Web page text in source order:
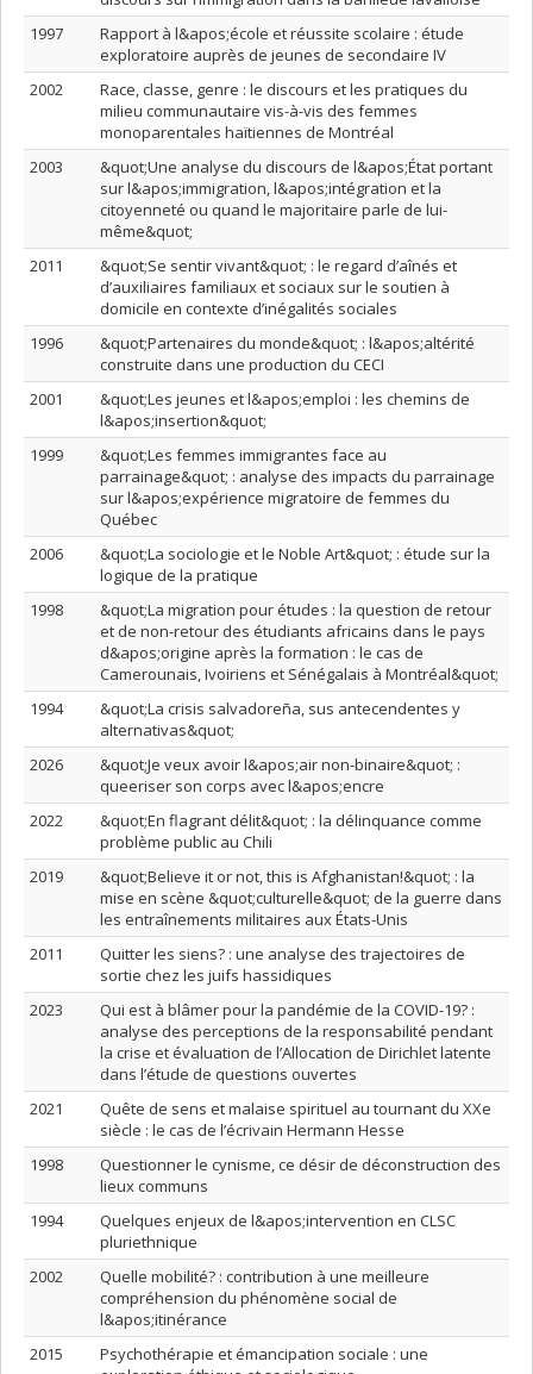
1997
Rapport à l&apos;école et réussite scolaire : étude
exploratoire auprès de jeunes de secondaire IV
2002
Race, classe, genre : le discours et les pratiques du
milieu communautaire vis-à-vis des femmes
monoparentales haïtiennes de Montréal
2003
&quot;Une analyse du discours de l&apos;État portant
sur l&apos;immigration, l&apos;intégration et la
citoyenneté ou quand le majoritaire parle de lui-
même&quot;
2011
&quot;Se sentir vivant&quot; : le regard d’aînés et
d’auxiliaires familiaux et sociaux sur le soutien à
domicile en contexte d’inégalités sociales
1996
&quot;Partenaires du monde&quot; : l&apos;altérité
construite dans une production du CECI
2001
&quot;Les jeunes et l&apos;emploi : les chemins de
l&apos;insertion&quot;
1999
&quot;Les femmes immigrantes face au
parrainage&quot; : analyse des impacts du parrainage
sur l&apos;expérience migratoire de femmes du
Québec
2006
&quot;La sociologie et le Noble Art&quot; : étude sur la
logique de la pratique
1998
&quot;La migration pour études : la question de retour
et de non-retour des étudiants africains dans le pays
d&apos;origine après la formation : le cas de
Camerounais, Ivoiriens et Sénégalais à Montréal&quot;
1994
&quot;La crisis salvadoreña, sus antecendentes y
alternativas&quot;
2026
&quot;Je veux avoir l&apos;air non-binaire&quot; :
queeriser son corps avec l&apos;encre
2022
&quot;En flagrant délit&quot; : la délinquance comme
problème public au Chili
2019
&quot;Believe it or not, this is Afghanistan!&quot; : la
mise en scène &quot;culturelle&quot; de la guerre dans
les entraînements militaires aux États-Unis
2011
Quitter les siens? : une analyse des trajectoires de
sortie chez les juifs hassidiques
2023
Qui est à blâmer pour la pandémie de la COVID-19? :
analyse des perceptions de la responsabilité pendant
la crise et évaluation de l’Allocation de Dirichlet latente
dans l’étude de questions ouvertes
2021
Quête de sens et malaise spirituel au tournant du XXe
siècle : le cas de l’écrivain Hermann Hesse
1998
Questionner le cynisme, ce désir de déconstruction des
lieux communs
1994
Quelques enjeux de l&apos;intervention en CLSC
pluriethnique
2002
Quelle mobilité? : contribution à une meilleure
compréhension du phénomène social de
l&apos;itinérance
2015
Psychothérapie et émancipation sociale : une